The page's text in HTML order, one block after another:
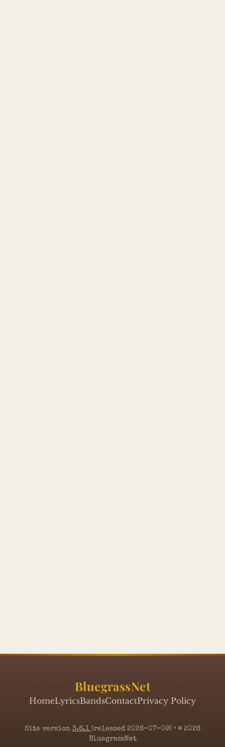
BluegrassNet
HomeLyricsBandsContactPrivacy Policy
Site version 3.6.1 (released 2026-07-09) • © 2026
BluegrassNet